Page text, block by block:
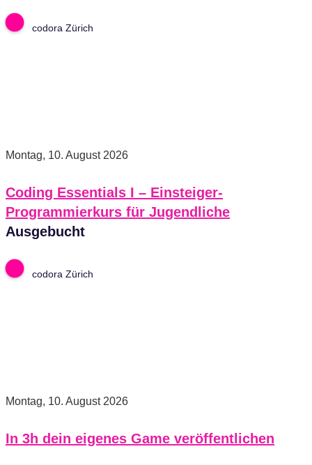
codora Zürich
Montag, 10. August 2026
Coding Essentials I – Einsteiger-
Programmierkurs für Jugendliche
Ausgebucht
codora Zürich
Montag, 10. August 2026
In 3h dein eigenes Game veröffentlichen